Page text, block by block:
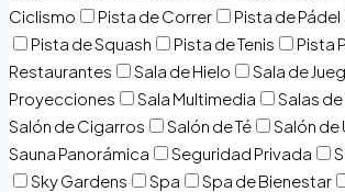
Ciclismo
Pista de Correr Pista de Pádel
Pista de Squash
Pista de Tenis
Pista
Restaurantes
Sala de Hielo Sala de
Proyecciones
Sala Multimedia
Salas
Salón de Cigarros
Salón de Té
Salón de
Sauna Panorámica
Seguridad Privada
Sky Gardens
Spa Spa de Bienestar